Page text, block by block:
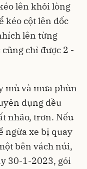
lên khỏi lòng
kéo cột lên dốc
lên từng
chỉ được 2 -
mù và mưa phùn
dụng đều
nhão, trơn. Nếu
ngừa xe bị quay
bên vách núi,
30-1-2023, gói